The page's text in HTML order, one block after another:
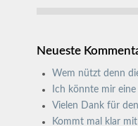
Neueste
Wem nützt denn
Ich könnte mir
Vielen Dank für den
Kommt mal klar